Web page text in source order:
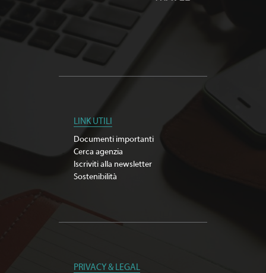
LINK UTILI
Documenti importanti
Cerca agenzia
Iscriviti alla newsletter
Sostenibilità
PRIVACY & LEGAL